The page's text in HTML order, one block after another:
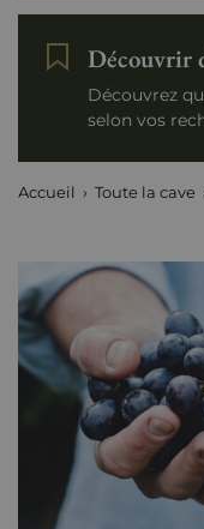
Découvrir
Découvrez
selon vos
Accueil Toute la cave